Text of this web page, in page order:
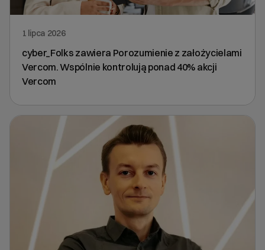
1 lipca 2026
cyber_Folks zawiera Porozumienie z założycielami
Vercom. Wspólnie kontrolują ponad 40% akcji
Vercom